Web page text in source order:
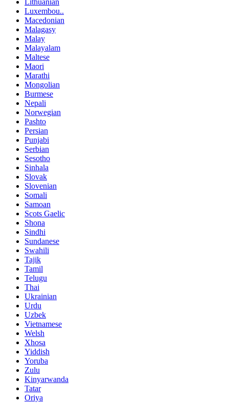
Lithuanian
Luxembou..
Macedonian
Malagasy
Malay
Malayalam
Maltese
Maori
Marathi
Mongolian
Burmese
Nepali
Norwegian
Pashto
Persian
Punjabi
Serbian
Sesotho
Sinhala
Slovak
Slovenian
Somali
Samoan
Scots Gaelic
Shona
Sindhi
Sundanese
Swahili
Tajik
Tamil
Telugu
Thai
Ukrainian
Urdu
Uzbek
Vietnamese
Welsh
Xhosa
Yiddish
Yoruba
Zulu
Kinyarwanda
Tatar
Oriya